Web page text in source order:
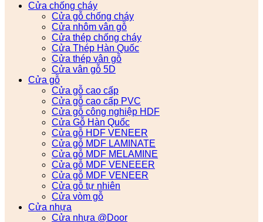
Cửa chống cháy
Cửa gỗ chống cháy
Cửa nhôm vân gỗ
Cửa thép chống cháy
Cửa Thép Hàn Quốc
Cửa thép vân gỗ
Cửa vân gỗ 5D
Cửa gỗ
Cửa gỗ cao cấp
Cửa gỗ cao cấp PVC
Cửa gỗ công nghiệp HDF
Cửa Gỗ Hàn Quốc
Cửa gỗ HDF VENEER
Cửa gỗ MDF LAMINATE
Cửa gỗ MDF MELAMINE
Cửa gỗ MDF VENEEER
Cửa gỗ MDF VENEER
Cửa gỗ tự nhiên
Cửa vòm gỗ
Cửa nhựa
Cửa nhựa @Door